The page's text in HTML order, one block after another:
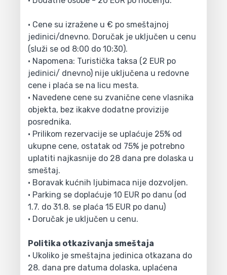
• Cene su izražene u € po smeštajnoj
jedinici/dnevno. Doručak je uključen u cenu
(služi se od 8:00 do 10:30).
• Napomena: Turistička taksa (2 EUR po
jedinici/ dnevno) nije uključena u redovne
cene i plaća se na licu mesta.
• Navedene cene su zvanične cene vlasnika
objekta, bez ikakve dodatne provizije
posrednika.
• Prilikom rezervacije se uplaćuje 25% od
ukupne cene, ostatak od 75% je potrebno
uplatiti najkasnije do 28 dana pre dolaska u
smeštaj.
• Boravak kućnih ljubimaca nije dozvoljen.
• Parking se doplaćuje 10 EUR po danu (od
1.7. do 31.8. se plaća 15 EUR po danu)
• Doručak je uključen u cenu.
Politika otkazivanja smeštaja
• Ukoliko je smeštajna jedinica otkazana do
28. dana pre datuma dolaska, uplaćena